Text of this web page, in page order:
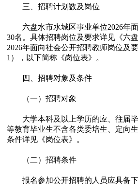
三、招聘计划数及岗位
六盘水市水城区事业单位2026年面
30名。具体招聘岗位及要求详见《六
2026年面向社会公开招聘教师岗位及
1），以下简称《岗位表》。
四、招聘对象及条件
（一）招聘对象
大学本科及以上学历的应、往届毕
等教育毕业生不含各类委培生、定向
条件详见《岗位表》。
（二）招聘条件
报名参加公开招聘的人员应具备下